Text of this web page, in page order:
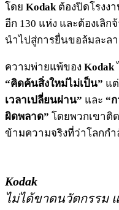
โดย Kodak ต้องปิดโรงง
อีก 130 แห่ง และต้องเลิ
นำไปสู่การยื่นขอล้มละลา
ความพ่ายแพ้ของ Kodak
“คิดค้นสิ่งใหม่ไม่เป็น” แ
เวลาเปลี่ยนผ่าน” และ “
ผิดพลาด” โดยพวกเขาติ
ข้ามความจริงที่ว่าโลกก
Kodak
ไม่ได้ขาดนวัตกรรม